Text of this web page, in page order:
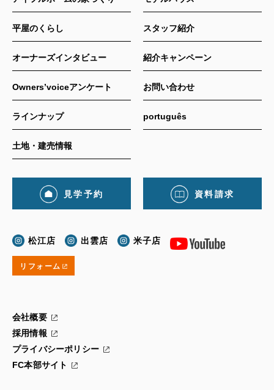
平屋のくらし
オーナーズインタビュー
Owners’voiceアンケート
ラインナップ
土地・建売情報
スタッフ紹介
紹介キャンペーン
お問い合わせ
português
見学予約 資料請求
松江店 出雲店 米子店
リフォーム
会社概要
採用情報
プライバシーポリシー
FC本部サイト